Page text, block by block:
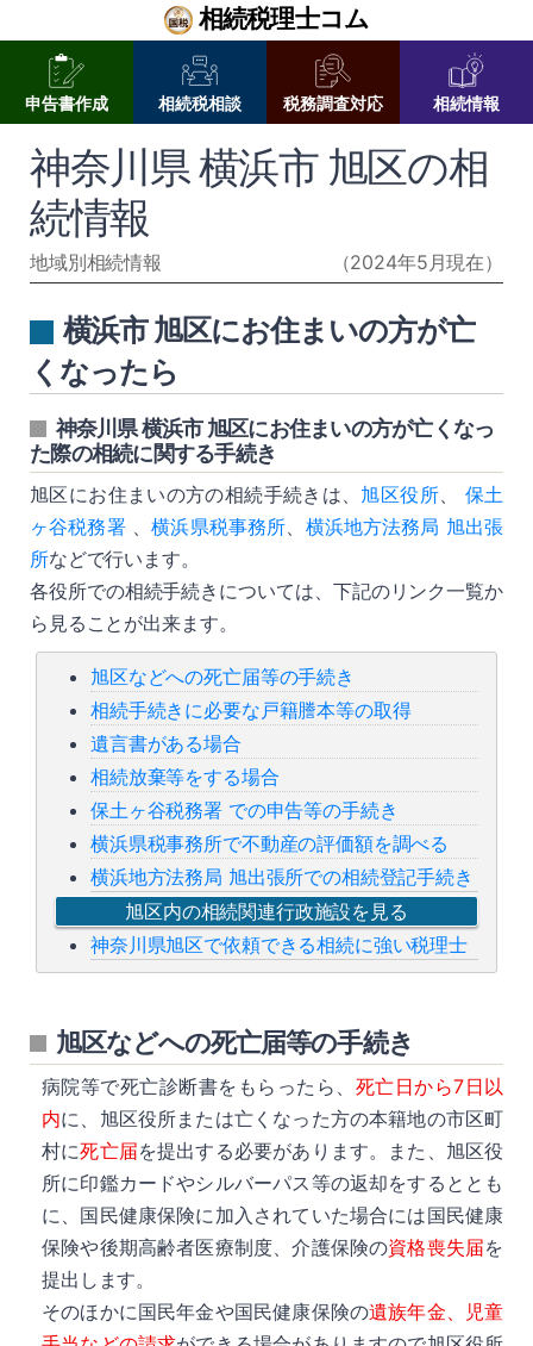
相続税理士コム
申告書作成 相続税相談 税務調査対応 相続情報
神奈川県 横浜市 旭区の相
続情報
地域別相続情報 （2024年5月現在）
横浜市 旭区にお住まいの方が亡
くなったら
神奈川県 横浜市 旭区にお住まいの方が亡くなっ
た際の相続に関する手続き
旭区にお住まいの方の相続手続きは、 旭区役所
保土
ヶ谷税務署、横浜県税事務所
横浜地方法務局 旭出張
所などで行います。
各役所での相続手続きについては、下記のリンク一覧か
ら見ることが出来ます。
旭区などへの死亡届等の手続き
相続手続きに必要な戸籍謄本等の取得
遺言書がある場合
相続放棄等をする場合
保土ヶ谷税務署 での申告等の手続き
横浜県税事務所で不動産の評価額を調べる
横浜地方法務局 旭出張所での相続登記手続き
旭区内の相続関連行政施設を見る
神奈川県旭区で依頼できる相続に強い税理士
旭区などへの死亡届等の手続き
病院等で死亡診断書をもらったら、 死亡日から7日以
内に、旭区役所または亡くなった方の本籍地の市区町
村に死亡届を提出する必要があります。また、旭区役
所に印鑑カードやシルバーパス等の返却をするととも
に、国民健康保険に加入されていた場合には国民健康
保険や後期高齢者医療制度、介護保険の資格喪失届を
提出します。
そのほかに国民年金や国民健康保険の遺族年金、児童